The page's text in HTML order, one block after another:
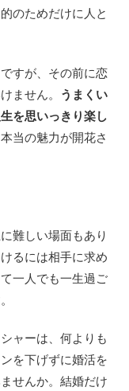
のためだけに人と
すが、その前に恋
ません。
うまくい
を思いっきり楽し
当の魅力が開花さ
難しい場面もあり
るには相手に求め
一人でも一生過ご
ャーは、何よりも
を下げずに婚活を
せんか。結婚だけ